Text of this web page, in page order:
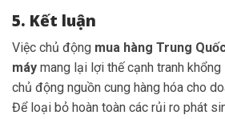
5. Kết luận
Việc chủ động mua hàng Trung
máy mang lại lợi thế cạnh tranh
chủ động nguồn cung hàng hóa cho
Để loại bỏ hoàn toàn các rủi ro phát